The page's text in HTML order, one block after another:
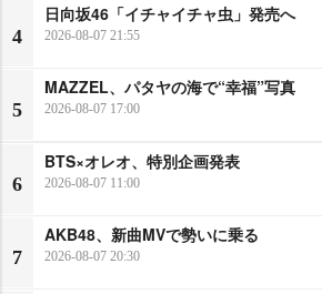
4
日向坂46「イチャイチャ虫」発売へ
2026-08-07 21:55
5
MAZZEL、パタヤの海で“幸福”写真
2026-08-07 17:00
6
BTS×オレオ、特別企画発表
2026-08-07 11:00
7
AKB48、新曲MVで勢いに乗る
2026-08-07 20:30